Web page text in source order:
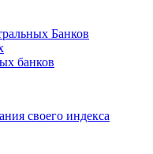
Банков
банков